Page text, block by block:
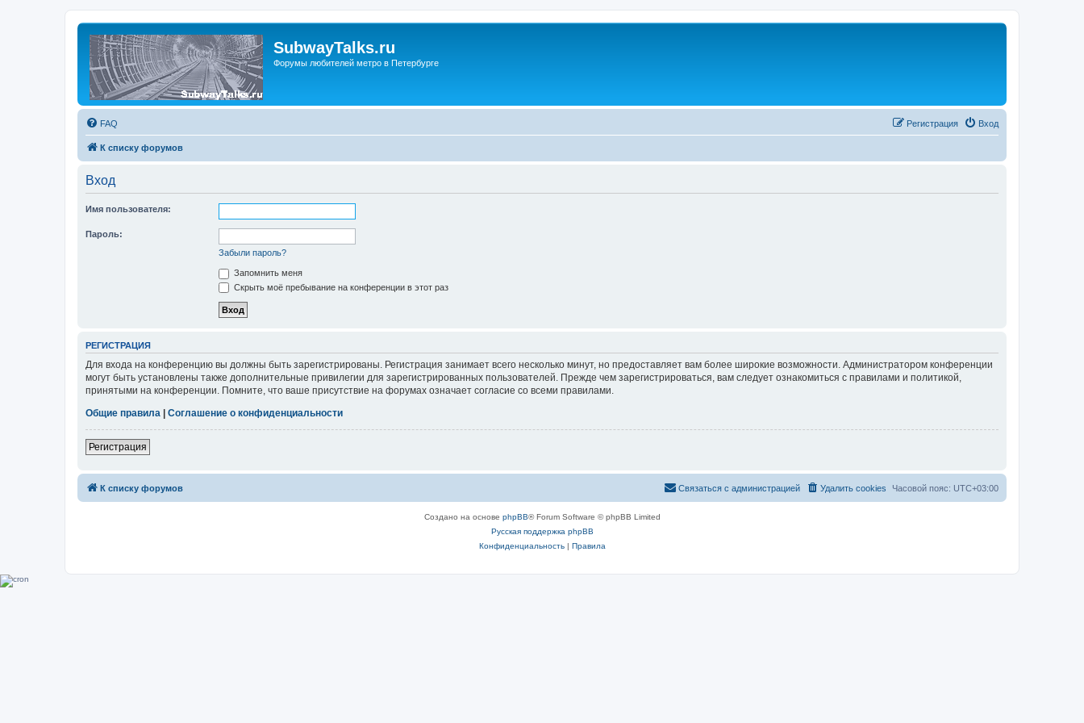
SubwayTalks.ru
Форумы любителей метро в Петербурге
FAQ Вход
Регистрация
К списку форумов
Вход
Имя пользователя:
Пароль:
Забыли пароль?
Запомнить меня
Скрыть моё пребывание на конференции в этот раз
РЕГИСТРАЦИЯ
Для входа на конференцию вы должны быть зарегистрированы. Регистрация занимает всего несколько минут, но предоставляет вам более широкие возможности. Администратором конференции
могут быть установлены также дополнительные привилегии для зарегистрированных пользователей. Прежде чем зарегистрироваться, вам следует ознакомиться с правилами и политикой,
принятыми на конференции. Помните, что ваше присутствие на форумах означает согласие со всеми правилами.
Общие правила | Соглашение о конфиденциальности
Регистрация
К списку форумов Часовой пояс: UTC+03:00
Удалить cookies
Связаться с администрацией
Создано на основе phpBB® Forum Software © phpBB Limited
Русская поддержка phpBB
Конфиденциальность| Правила